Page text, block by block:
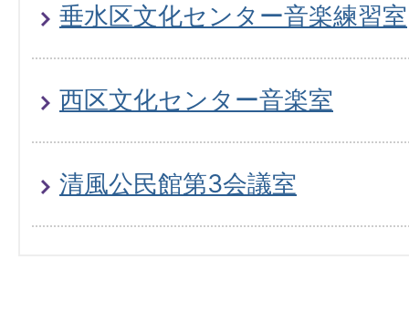
垂水区文化センター音楽練習室
西区文化センター音楽室
清風公民館第3会議室